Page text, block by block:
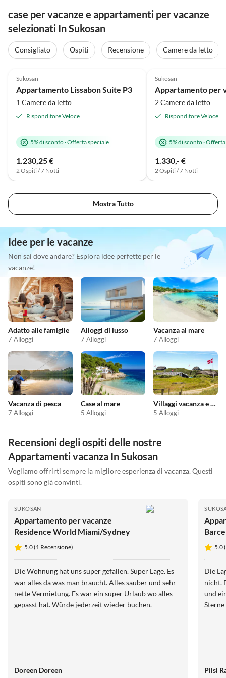
case per vacanze e appartamenti per vacanze
selezionati In Sukosan
Consigliato Ospiti Recensione Camere da letto
Sukosan
Appartamento Lissabon Suite P3
1 Camere da letto
Risponditore Veloce
5% di sconto·Offerta speciale
1.230,25 €
2 Ospiti / 7 Notti
Sukosan
2 Camere da letto
Risponditore Veloce
5% di sconto·Offerta
1.330,- €
2 Ospiti / 7 Notti
Mostra Tutto
Idee per le vacanze
Non sai dove andare? Esplora idee perfette per le
vacanze!
Adatto alle famiglie
7 Alloggi
Alloggi di lusso
7 Alloggi
Vacanza al mare
7 Alloggi
Vacanza di pesca
7 Alloggi
Case al mare
5 Alloggi
Villaggi vacanza e resort
5 Alloggi
Recensioni degli ospiti delle nostre
Appartamenti vacanza In Sukosan
Vogliamo offrirti sempre la migliore esperienza di vacanza. Questi
ospiti sono già convinti.
SUKOSAN
Appartamento per vacanze
Residence World Miami/Sydney
5.0 (1 Recensione)
Die Wohnung hat uns super gefallen. Super Lage. Es
war alles da was man braucht. Alles sauber und sehr
nette Vermietung. Es war ein super Urlaub wo alles
gepasst hat. Würde jederzeit wieder buchen.
Doreen Doreen
5.0
Die
nicht.
und
Sterne
Pilsl